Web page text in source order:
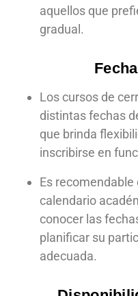
aquellos que
gradual.
Los cursos de
distintas fechas
que brinda
inscribirse en
Es
calendario
conocer las
planificar su
adecuada.